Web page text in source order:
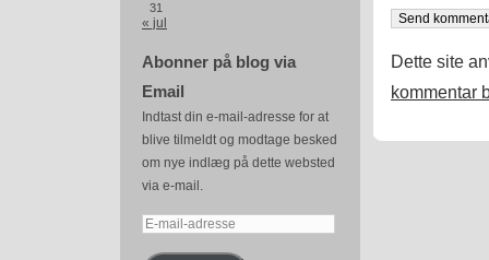
31
« jul
Abonner på blog via
Email
Indtast din e-mail-adresse for at
blive tilmeldt og modtage besked
om nye indlæg på dette websted
via e-mail.
E-
Dette site
kommentar